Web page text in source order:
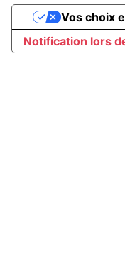
Notification lors
Vos choix